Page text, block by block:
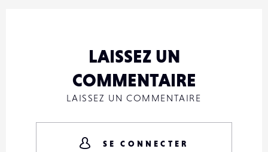
LAISSEZ UN
COMMENTAIRE
LAISSEZ UN COMMENTAIRE
SE CONNECTER